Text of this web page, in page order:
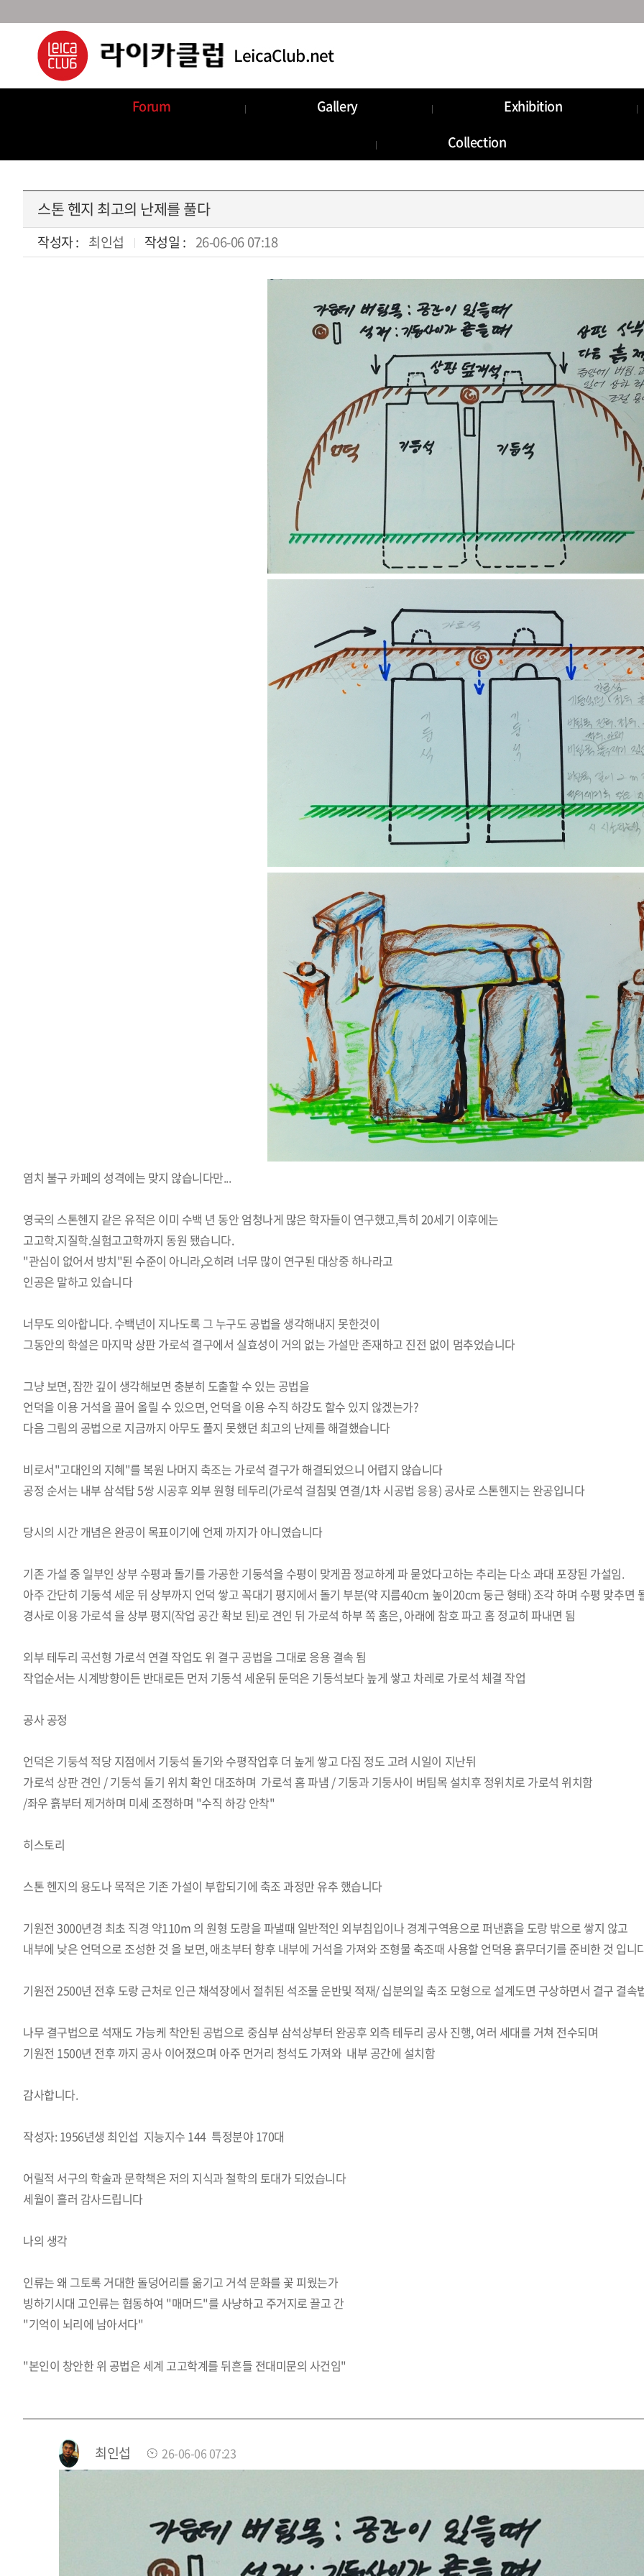
Forum Gallery Exhibition
Collection
Information
스톤 헨지 최고의 난제를 풀다
작성자 : 최인섭 작성일 : 26-06-06 07:18
염치 불구 카페의 성격에는 맞지 않습니다만...
영국의 스톤헨지 같은 유적은 이미 수백 년 동안 엄청나게 많은 학자들이 연구했고,특히 20세기 이후에는
고고학.지질학.실험고고학까지 동원 됐습니다.
"관심이 없어서 방치"된 수준이 아니라,오히려 너무 많이 연구된 대상중 하나라고
인공은 말하고 있습니다
너무도 의아합니다. 수백년이 지나도록 그 누구도 공법을 생각해내지 못한것이
그동안의 학설은 마지막 상판 가로석 결구에서 실효성이 거의 없는 가설만 존재하고 진전 없이 멈추었습니다
그냥 보면, 잠깐 깊이 생각해보면 충분히 도출할 수 있는 공법을
언덕을 이용 거석을 끌어 올릴 수 있으면, 언덕을 이용 수직 하강도 할수 있지 않겠는가?
다음 그림의 공법으로 지금까지 아무도 풀지 못했던 최고의 난제를 해결했습니다
비로서"고대인의 지혜"를 복원 나머지 축조는 가로석 결구가 해결되었으니 어렵지 않습니다
공정 순서는 내부 삼석탑 5쌍 시공후 외부 원형 테두리(가로석 걸침및 연결/1차 시공법 응용) 공사로 스톤헨지는 완공입니다
당시의 시간 개념은 완공이 목표이기에 언제 까지가 아니였습니다
기존 가설 중 일부인 상부 수평과 돌기를 가공한 기둥석을 수평이 맞게끔 정교하게 파 묻었다고하는 추리는 다소 과대 포장된 가설임.
아주 간단히 기둥석 세운 뒤 상부까지 언덕 쌓고 꼭대기 평지에서 돌기 부분(약 지름40cm 높이20cm 둥근 형태) 조각 하며 수평 맞추면
경사로 이용 가로석 을 상부 평지(작업 공간 확보 된)로 견인 뒤 가로석 하부 쪽 홈은, 아래에 참호 파고 홈 정교히 파내면 됨
외부 테두리 곡선형 가로석 연결 작업도 위 결구 공법을 그대로 응용 결속 됨
작업순서는 시계방향이든 반대로든 먼저 기둥석 세운뒤 둔덕은 기둥석보다 높게 쌓고 차레로 가로석 체결 작업
공사 공정
언덕은 기둥석 적당 지점에서 기둥석 돌기와 수평작업후 더 높게 쌓고 다짐 정도 고려 시일이 지난뒤
가로석 상판 견인 / 기둥석 돌기 위치 확인 대조하며 가로석 홈 파냄 / 기둥과 기둥사이 버팀목 설치후 정위치로 가로석 위치함
/좌우 흙부터 제거하며 미세 조정하며 "수직 하강 안착"
히스토리
스톤 헨지의 용도나 목적은 기존 가설이 부합되기에 축조 과정만 유추 했습니다
기원전 3000년경 최초 직경 약110m 의 원형 도랑을 파낼때 일반적인 외부침입이나 경계구역용으로 퍼낸흙을 도랑 밖으로 쌓지 않고
내부에 낮은 언덕으로 조성한 것 을 보면, 애초부터 향후 내부에 거석을 가져와 조형물 축조때 사용할 언덕용 흙무더기를 준비한 것 입니
기원전 2500년 전후 도랑 근처로 인근 채석장에서 절취된 석조물 운반및 적재/ 십분의일 축조 모형으로 설계도면 구상하면서 결구 결속
나무 결구법으로 석재도 가능케 착안된 공법으로 중심부 삼석상부터 완공후 외측 테두리 공사 진행, 여러 세대를 거쳐 전수되며
기원전 1500년 전후 까지 공사 이어졌으며 아주 먼거리 청석도 가져와 내부 공간에 설치함
감사합니다.
작성자: 1956년생 최인섭 지능지수 144 특정분야 170대
어릴적 서구의 학술과 문학책은 저의 지식과 철학의 토대가 되었습니다
세월이 흘러 감사드립니다
나의 생각
인류는 왜 그토록 거대한 돌덩어리를 옮기고 거석 문화를 꽃 피웠는가
빙하기시대 고인류는 협동하여 "매머드"를 사냥하고 주거지로 끌고 간
"기억이 뇌리에 남아서다"
"본인이 창안한 위 공법은 세계 고고학계를 뒤흔들 전대미문의 사건임"
최인섭 26-06-06 07:23